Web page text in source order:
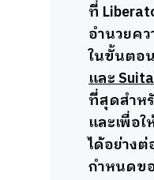
ที่
อำนวยค
ในขั้นตอ
และ
ที่สุดสำห
และเพื่อ
ได้อย่าง
กำหนดข